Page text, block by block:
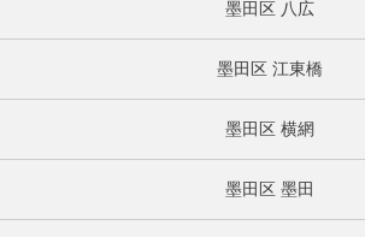
墨田区 八広
墨田区 江東橋
墨田区 横網
墨田区 墨田